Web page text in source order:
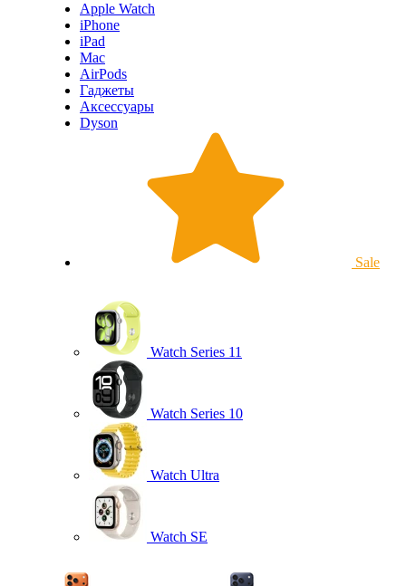
Apple Watch
iPhone
iPad
Mac
AirPods
Гаджеты
Аксессуары
Dyson
Sale
Watch Series 11
Watch Series 10
Watch Ultra
Watch SE